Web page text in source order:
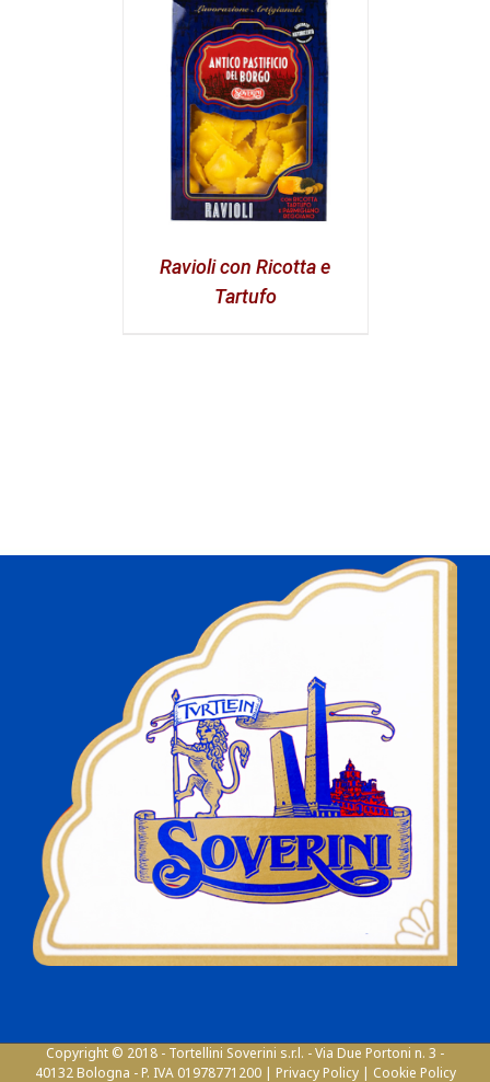
Ravioli con Ricotta e
Tartufo
Copyright © 2018 - Tortellini Soverini s.r.l. - Via Due Portoni n. 3 -
40132 Bologna - P. IVA 01978771200 | Privacy Policy| Cookie Policy